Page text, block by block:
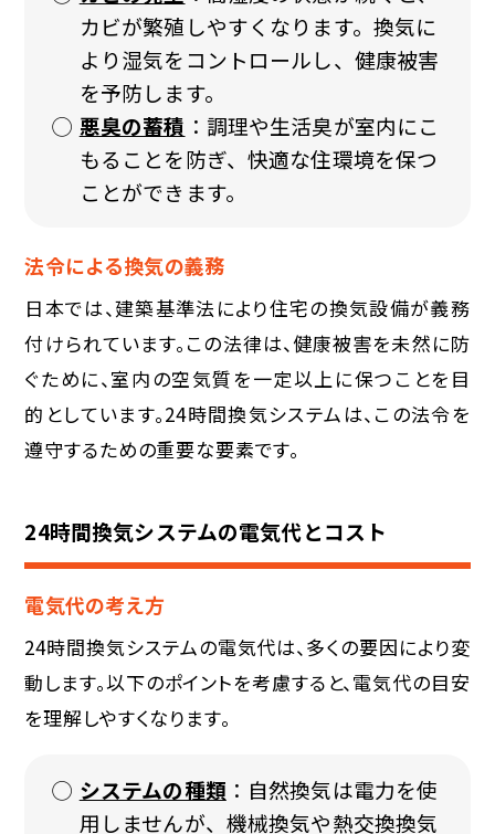
カビが繁殖しやすくなります。換気に
より湿気をコントロールし、健康被害
を予防します。
悪臭の蓄積 ：調理や生活臭が室内にこ
もることを防ぎ、快適な住環境を保つ
ことができます。
法令による換気の義務
日本では、建築基準法により住宅の換気設備が義務
付けられています。この法律は、健康被害を未然に防
ぐために、室内の空気質を一定以上に保つことを目
的としています。24時間換気システムは、この法令を
遵守するための重要な要素です。
24時間換気システムの電気代とコスト
電気代の考え方
24時間換気システムの電気代は、多くの要因により変
動します。以下のポイントを考慮すると、電気代の目安
を理解しやすくなります。
システムの種類 ：自然換気は電力を使
用しませんが、機械換気や熱交換換気